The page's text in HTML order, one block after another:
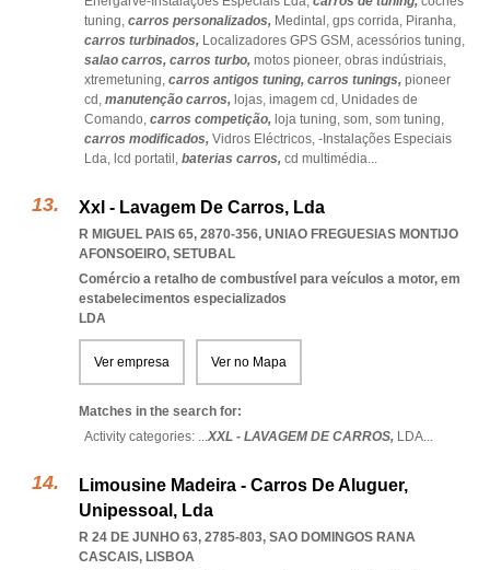
tuning, carros personalizados, Medintal, gps corrida, Piranha,
carros turbinados, Localizadores GPS GSM, acessórios tuning,
salao carros, carros turbo, motos pioneer, obras indústriais,
xtremetuning, carros antigos tuning, carros tunings, pioneer
cd, manutenção carros, lojas, imagem cd, Unidades de
Comando, carros competição, loja tuning, som, som tuning,
carros modificados, Vidros Eléctricos, -Instalações Especiais
Lda, lcd portatil, baterias carros, cd multimédia...
Xxl - Lavagem De Carros, Lda
R MIGUEL PAIS 65, 2870-356, UNIAO FREGUESIAS MONTIJO
AFONSOEIRO, SETUBAL
Comércio a retalho de combustível para veículos a motor, em
estabelecimentos especializados
LDA
Ver empresa Ver no Mapa
Matches in the search for:
Activity categories: ...XXL - LAVAGEM DE CARROS, LDA...
Limousine Madeira - Carros De Aluguer,
Unipessoal, Lda
R 24 DE JUNHO 63, 2785-803, SAO DOMINGOS RANA
CASCAIS, LISBOA